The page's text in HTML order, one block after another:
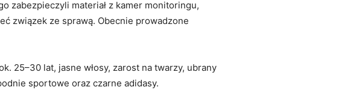
zabezpieczyli materiał z kamer monitoringu,
związek ze sprawą. Obecnie prowadzone
25–30 lat, jasne włosy, zarost na twarzy, ubrany
sportowe oraz czarne adidasy.